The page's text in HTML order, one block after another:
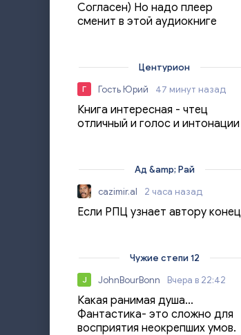
Согласен) Но надо плеер
сменит в этой аудиокниге
Центурион
Г Гость Юрий 47 минут назад
Книга интересная - чтец
отличный и голос и интонации
Ад &amp; Рай
cazimir.al
2 часа назад
Если РПЦ узнает автору конец
Чужие степи 12
J JohnBourBonn Вчера в 22:42
Какая ранимая душа...
Фантастика- это сложно для
восприятия неокрепших умов.